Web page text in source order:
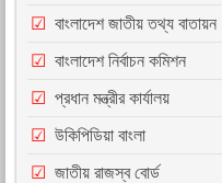
বাংলাদেশ জাতীয় তথ্য বাতায়ন
বাংলাদেশ নির্বাচন কমিশন
প্রধান মন্ত্রীর কার্যালয়
উকিপিডিয়া বাংলা
জাতীয় রাজস্ব বোর্ড